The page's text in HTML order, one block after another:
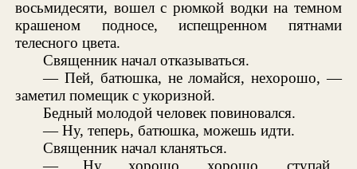
восьмидесяти, вошел с рюмкой водки на темном
крашеном подносе, испещренном пятнами
телесного цвета.
Священник начал отказываться.
— Пей, батюшка, не ломайся, нехорошо, —
заметил помещик с укоризной.
Бедный молодой человек повиновался.
— Ну, теперь, батюшка, можешь идти.
Священник начал кланяться.
— Ну, хорошо, хорошо, ступай...